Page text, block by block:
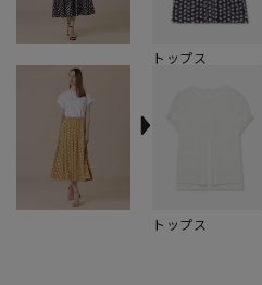
トップス
トップス